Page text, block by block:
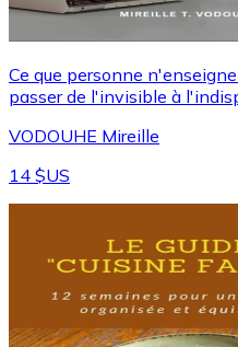
Ce que personne
passer de l'invisible à
VODOUHE Mireille
14 $US